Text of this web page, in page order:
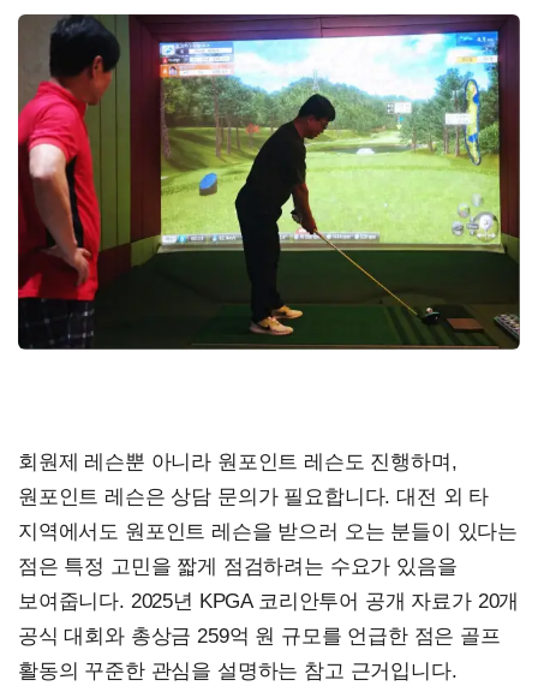
회원제 레슨뿐 아니라 원포인트 레슨도 진행하며,
원포인트 레슨은 상담 문의가 필요합니다. 대전 외 타
지역에서도 원포인트 레슨을 받으러 오는 분들이 있다는
점은 특정 고민을 짧게 점검하려는 수요가 있음을
보여줍니다. 2025년 KPGA 코리안투어 공개 자료가 20개
공식 대회와 총상금 259억 원 규모를 언급한 점은 골프
활동의 꾸준한 관심을 설명하는 참고 근거입니다.